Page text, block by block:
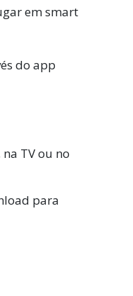
em smart
do app
TV ou no
para